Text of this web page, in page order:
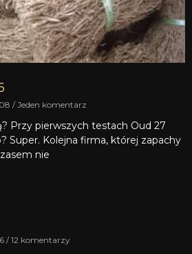
Jeden komentarz
Przy pierwszych testach Oud 27
Super. Kolejna firma, której zapachy
nie
12 komentarzy